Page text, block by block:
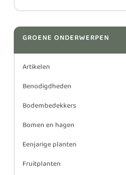
GROENE ONDERWERPEN
Artikelen
Benodigdheden
Bodembedekkers
Bomen en hagen
Eenjarige planten
Fruitplanten